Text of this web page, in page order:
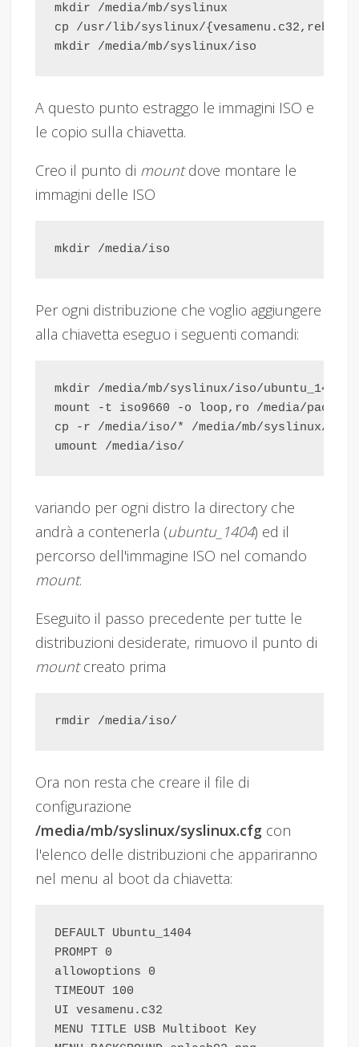
mkdir /media/mb/syslinux                #
cp /usr/lib/syslinux/
mkdir /media/mb/syslinux/iso           #
A questo punto estraggo le immagini ISO e
le copio sulla chiavetta.
Creo il punto di mountdove montare le
immagini delle ISO
Per ogni distribuzione che voglio aggiungere
alla chiavetta eseguo i seguenti comandi:
mkdir /media/mb/syslinux/iso/ubuntu_1404
mount -t iso9660 -o loop,ro /media/paolo/
cp -r /media/iso/* /media/mb/syslinux/iso/
variando per ogni distro la directory che
andrà a contenerla (ubuntu_1404) ed il
percorso dell'immagine ISO nel comando
mount.
Eseguito il passo precedente per tutte le
distribuzioni desiderate, rimuovo il punto di
mountcreato prima
Ora non resta che creare il file di
configurazione
/media/mb/syslinux/syslinux.cfg con
l'elenco delle distribuzioni che appariranno
nel menu al boot da chiavetta:
DEFAULT Ubuntu_1404
PROMPT 0
allowoptions 0
TIMEOUT 100
UI vesamenu.c32
MENU TITLE USB Multiboot Key